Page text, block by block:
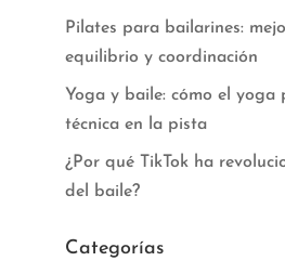
Pilates para bailarines:
equilibrio y coordinación
Yoga y baile: cómo el yoga
técnica en la pista
¿Por qué TikTok ha
del baile?
Categorías